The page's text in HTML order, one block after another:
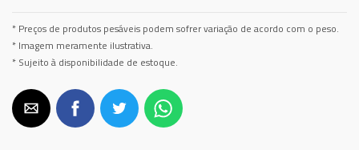
* Preços de produtos pesáveis podem sofrer variação de acordo com o peso.
* Imagem meramente ilustrativa.
* Sujeito à disponibilidade de estoque.